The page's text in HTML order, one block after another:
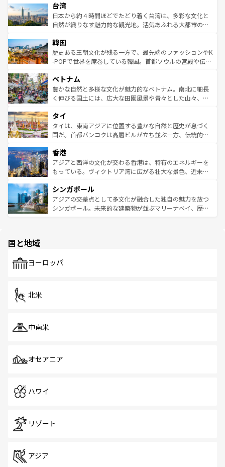
ならではの贅沢な旅のスタイルだ。 なお、新着のアメリカ
情報はコンテンツ一覧を参照してほしい。
れるおもてなしの心で訪れる人々を迎えてくれるハワイの
人々、おいしいローカルフードやハワイアンミュージッ
ク、伝統的なフラダンスなど、すべてがハワイの魅力を彩
ワイを、存分に味わってほしい。 なお、新着のハワイ情報
はコンテンツ一覧を参照してほしい。
リアリーフや大陸中央部にそびえるウルル（エアーズロッ
ク）、タスマニアの美しい原生林やケアンズの熱帯雨林な
ど、見どころがたくさん。また、カフェやワイン、オージ
いる。アクティビティも充実しており、サーフィンやダイ
ビング、ハイキングなど、アウトドア好きにはたまらな
い。オーストラリアの多彩な魅力を存分に味わいつくそ
参照してほしい。
台湾
日本から約４時間ほどでたどり着く台湾は、多彩な文化と
自然が織りなす魅力的な観光地。活気あふれる大都市の台
ン）、静ひつな山岳地帯である台湾東部など、都市の喧騒
と山間の静けさが共存しており、訪れる人に新しい発見と
驚きをもたらしてくれる。また、奥深い台湾の食文化も魅
容にもいいと評判のスイーツなど、バラエティ豊かな料理
が味わえる。 なお、新着の台湾情報は コンテンツ一覧を参
照してほしい。
韓国
歴史ある王朝文化が残る一方で、最先端のファッションやK
-POPで世界を席巻している韓国。首都ソウルの宮殿や伝統
き、地方に足を延ばせば四季折々の自然美を楽しむことが
できる。そして、キムチや焼肉、絶品のストリートフード
まで、さまざまな韓国料理が待っている。夜には、韓国な
リティに包まれながら、韓国の多彩な魅力を心ゆくまで味
わってみてほしい。 なお、新着の韓国情報はコンテンツ一
覧を参照してほしい。
ベトナム
豊かな自然と多様な文化が魅力的なベトナム。南北に細長
く伸びる国土には、広大な田園風景や青々とした山々、世
急速な発展と共に伝統が息づく。ハノイの古い町並みやホ
ーチミン市のフランス統治時代の建物も、独特の雰囲気を
醸し出している。また、バラエティの豊かさとおいしさで
とつ。フォーやバインミー、ベトナムコーヒーなどは、ぜ
ひ現地で味わいたい。どの地域を訪れてもあたたかい人々
が旅行者を迎えてくれるので、きっと忘れられない旅にな
参照してほしい。
タイ
タイは、東南アジアに位置する豊かな自然と歴史が息づく
国だ。首都バンコクは高層ビルが立ち並ぶ一方、伝統的な
の活気が交差している。北部ではチェンマイなどの山岳地
帯で自然と触れ合い、南部ではプーケットやクラビの美し
いビーチでリゾート気分を楽しむことができる。タイ料理
激する。気候は一年中温暖で、どの季節にも異なる楽しみ
が待っている。親しみやすいタイの人々、仏教を中心とし
た文化、そして多様な観光資源が、訪れる旅人を魅了し続
香港
アジアと西洋の文化が交わる香港は、特有のエネルギーを
もっている。ヴィクトリア湾に広がる壮大な景色、近未来
み、どこを訪れても感動するはず。観光スポットが密集し
ており、効率よく見どころを回れるのも魅力。息をのむよ
うな絶景から文化的な体験まで、香港を存分に楽しみ尽く
シンガポール
アジアの交差点として多文化が融合した独自の魅力を放つ
シンガポール。未来的な建築物が並ぶマリーナベイ、歴史
で、ホーカーズは地元の風情を楽しめる外せないスポット
国と地域
ヨーロッパ
北米
中南米
オセアニア
ハワイ
リゾート
アジア